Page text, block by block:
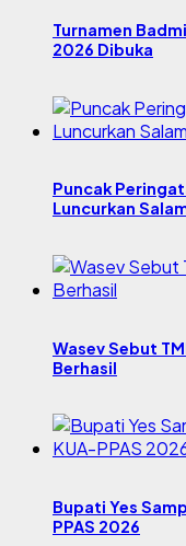
Turnamen
2026 Dibuka
Puncak
Luncurkan
Wasev Sebut
Berhasil
Bupati Yes
PPAS 2026